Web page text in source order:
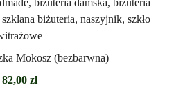
Mokosz (bezbarwna)
82,00 zł